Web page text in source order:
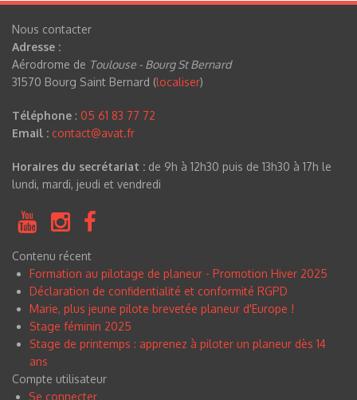
Nous contacter
Adresse :
Aérodrome de Toulouse - Bourg St Bernard
31570 Bourg Saint Bernard (localiser)
Téléphone : 05 61 83 77 72
Email : contact@avat.fr
Horaires du secrétariat : de 9h à 12h30 puis de 13h30 à 17h le
lundi, mardi, jeudi et vendredi
Contenu récent
Formation au pilotage de planeur - Promotion Hiver 2025
Déclaration de confidentialité et conformité RGPD
Marie, plus jeune pilote brevetée planeur d'Europe !
Stage féminin 2025
Stage de printemps : apprenez à piloter un planeur dès 14
ans
Compte utilisateur
Se connecter